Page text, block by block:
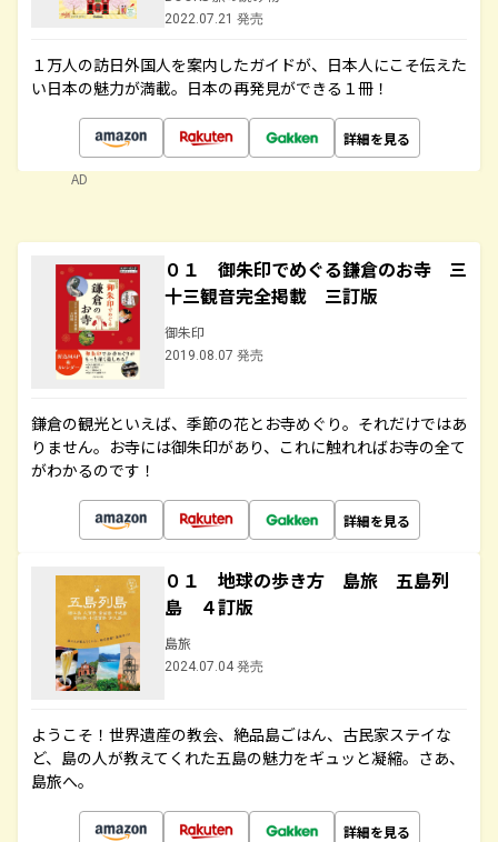
2022.07.21 発売
１万人の訪日外国人を案内したガイドが、日本人にこそ伝えた
い日本の魅力が満載。日本の再発見ができる１冊！
詳細を見る
AD
０１ 御朱印でめぐる鎌倉のお寺 三
十三観音完全掲載 三訂版
御朱印
2019.08.07 発売
鎌倉の観光といえば、季節の花とお寺めぐり。それだけではあ
りません。お寺には御朱印があり、これに触れればお寺の全て
がわかるのです！
詳細を見る
０１ 地球の歩き方 島旅 五島列
島 ４訂版
島旅
2024.07.04 発売
ようこそ！世界遺産の教会、絶品島ごはん、古民家ステイな
ど、島の人が教えてくれた五島の魅力をギュッと凝縮。さあ、
島旅へ。
詳細を見る